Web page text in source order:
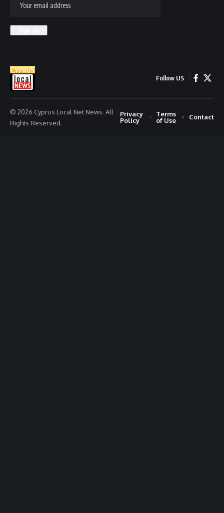
Follow US
© 2026 Cyprus Local Net News. All
Rights Reserved.
Privacy
Policy
Terms
of Use
Contact